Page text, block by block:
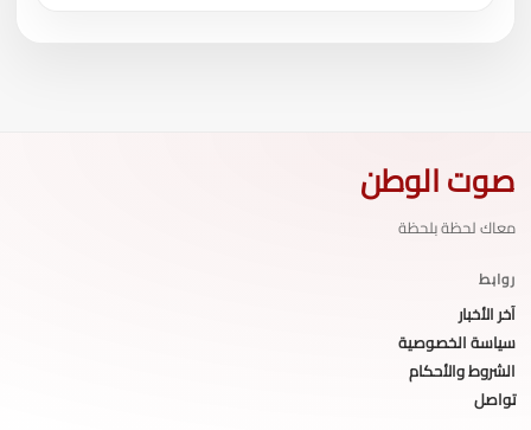
صوت الوطن
معاك لحظة بلحظة
روابط
آخر الأخبار
سياسة الخصوصية
الشروط والأحكام
تواصل